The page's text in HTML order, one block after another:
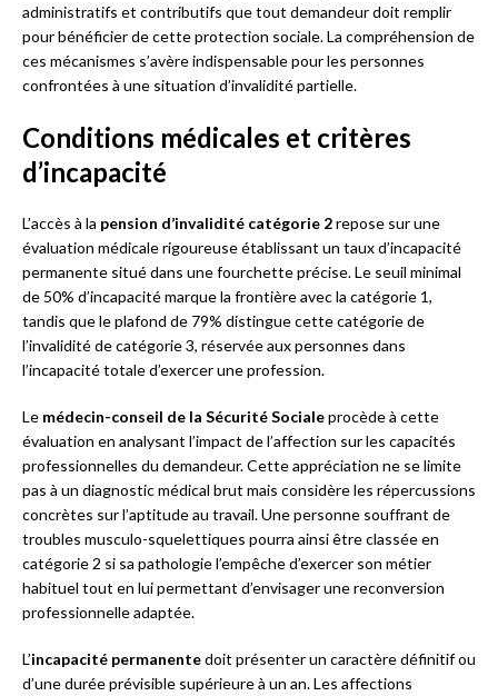
administratifs et contributifs que tout demandeur doit remplir
pour bénéficier de cette protection sociale. La compréhension de
ces mécanismes s’avère indispensable pour les personnes
confrontées à une situation d’invalidité partielle.
Conditions médicales et critères
d’incapacité
L’accès à la pension d’invalidité catégorie 2repose sur une
évaluation médicale rigoureuse établissant un taux d’incapacité
permanente situé dans une fourchette précise. Le seuil minimal
de 50% d’incapacité marque la frontière avec la catégorie 1,
tandis que le plafond de 79% distingue cette catégorie de
l’invalidité de catégorie 3, réservée aux personnes dans
l’incapacité totale d’exercer une profession.
Le médecin-conseil de la Sécurité Socialeprocède à cette
évaluation en analysant l’impact de l’affection sur les capacités
professionnelles du demandeur. Cette appréciation ne se limite
pas à un diagnostic médical brut mais considère les répercussions
concrètes sur l’aptitude au travail. Une personne souffrant de
troubles musculo-squelettiques pourra ainsi être classée en
catégorie 2 si sa pathologie l’empêche d’exercer son métier
habituel tout en lui permettant d’envisager une reconversion
professionnelle adaptée.
L’incapacité permanentedoit présenter un caractère définitif ou
d’une durée prévisible supérieure à un an. Les affections